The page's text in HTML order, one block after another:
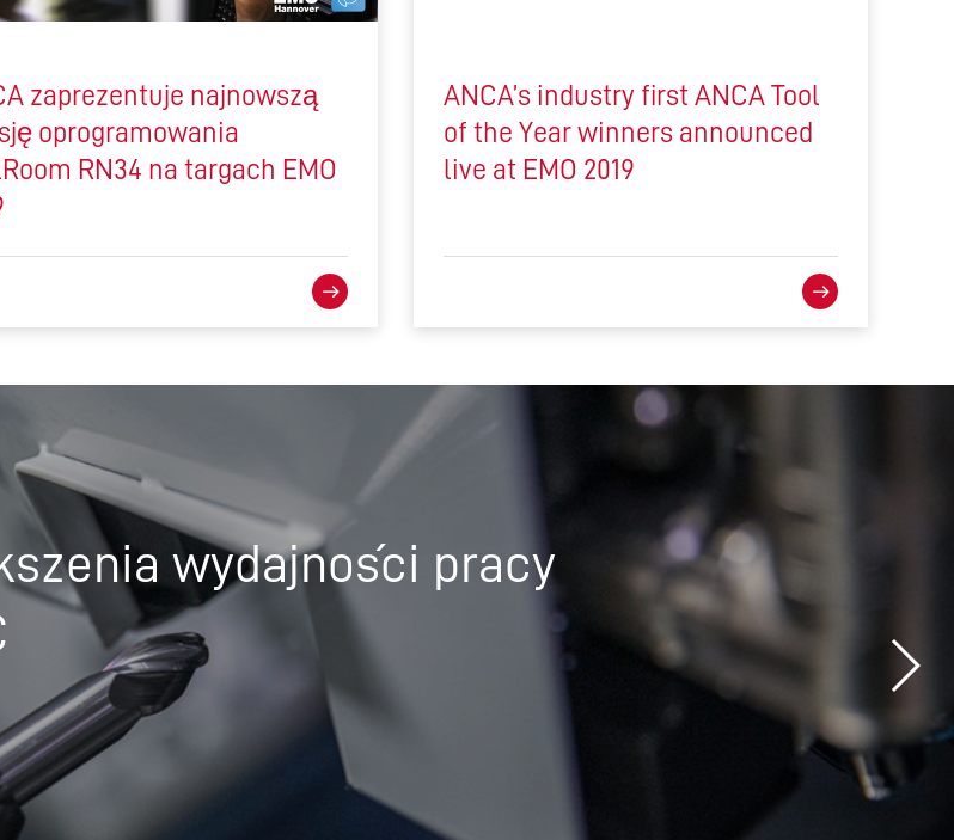
zaprezentuje najnowszą
oprogramowania
RN34 na targach EMO
ANCA’s industry first ANCA Tool
of the Year winners announced
live at EMO 2019
wydajności pracy